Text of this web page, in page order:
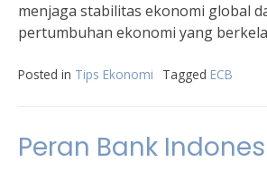
menjaga stabilitas ekonomi global
pertumbuhan ekonomi yang
Posted in Tips Ekonomi Tagged ECB
Peran Bank